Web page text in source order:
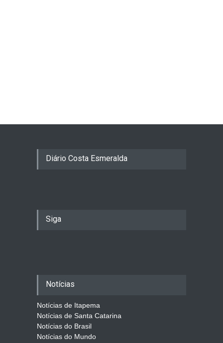
Diário Costa Esmeralda
Siga
Notícias
Notícias de Itapema
Notícias de Santa Catarina
Notícias do Brasil
Notícias do Mundo